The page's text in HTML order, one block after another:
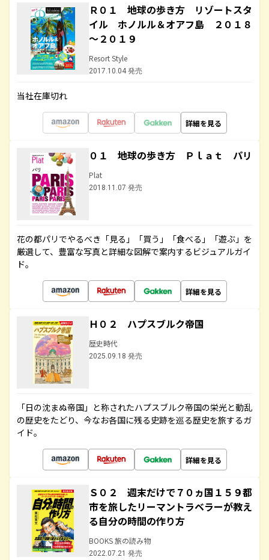
Ｒ０１ 地球の歩き方 リゾートスタ
イル ホノルル＆オアフ島 ２０１８
～２０１９
Resort Style
2017.10.04 発売
当社在庫切れ
詳細を見る
０１ 地球の歩き方 Ｐｌａｔ パリ
Plat
2018.11.07 発売
花の都パリでやるべき「見る」「買う」「食べる」「遊ぶ」を
厳選して、豊富な写真と詳細な図解で案内するビジュアルガイ
ド。
詳細を見る
Ｈ０２ ハプスブルク帝国
歴史時代
2025.09.18 発売
「日の沈まぬ帝国」と称されたハプスブルク帝国の栄光と動乱
の歴史をたどり、今なお各国に残る史跡を巡る歴史を旅するガ
イド。
詳細を見る
Ｓ０２ 週末だけで７０ヵ国１５９都
市を旅したリーマントラベラーが教え
る自分の時間の作り方
BOOKS 旅の読み物
2022.07.21 発売